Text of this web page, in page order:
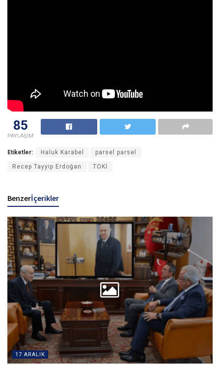
85
PAYLAŞIM
Etiketler: Haluk Karabel parsel parsel
Recep Tayyip Erdoğan TOKİ
Benzerİçerikler
17 ARALIK